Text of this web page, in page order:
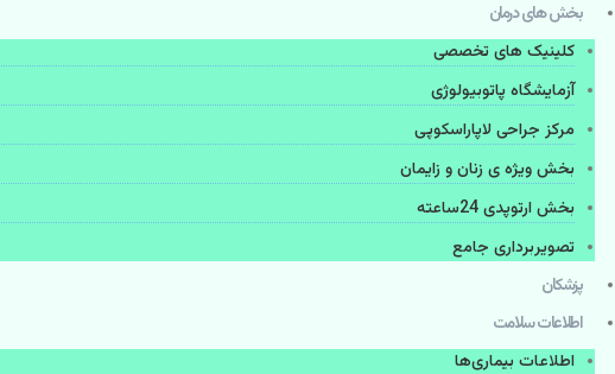
بخش های درمان
کلینیک های تخصصی
آزمایشگاه پاتوبیولوژی
مرکز جراحی لاپاراسکوپی
بخش ویژه ی زنان و زایمان
بخش ارتوپدی 24ساعته
تصویربرداری جامع
پزشكان
اطلاعات سلامت
اطلاعات بیماری‌ها